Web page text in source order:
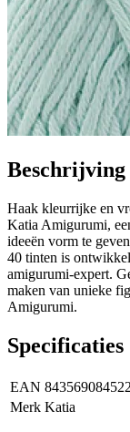
Beschrijving
Haak kleurrijke en
Katia Amigurumi,
ideeën vorm te
40 tinten is
amigurumi-expert.
maken van unieke
Amigurumi.
Specificaties
EAN
Merk Katia